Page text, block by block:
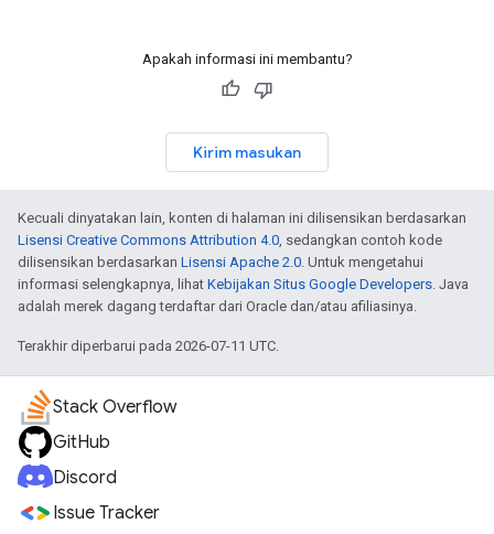
Apakah informasi ini membantu?
Kirim masukan
Kecuali dinyatakan lain, konten di halaman ini dilisensikan berdasarkan
Lisensi Creative Commons Attribution 4.0, sedangkan contoh kode
dilisensikan berdasarkan Lisensi Apache 2.0. Untuk mengetahui
informasi selengkapnya, lihat Kebijakan Situs Google Developers. Java
adalah merek dagang terdaftar dari Oracle dan/atau afiliasinya.
Terakhir diperbarui pada 2026-07-11 UTC.
Stack Overflow
GitHub
Discord
Issue Tracker